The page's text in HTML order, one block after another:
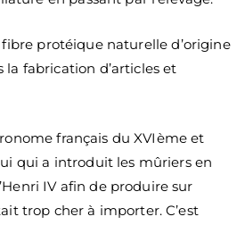
protéique naturelle d’origine
fabrication d’articles et
français du XVIème et
qui a introduit les mûriers en
IV afin de produire sur
trop cher à importer. C’est